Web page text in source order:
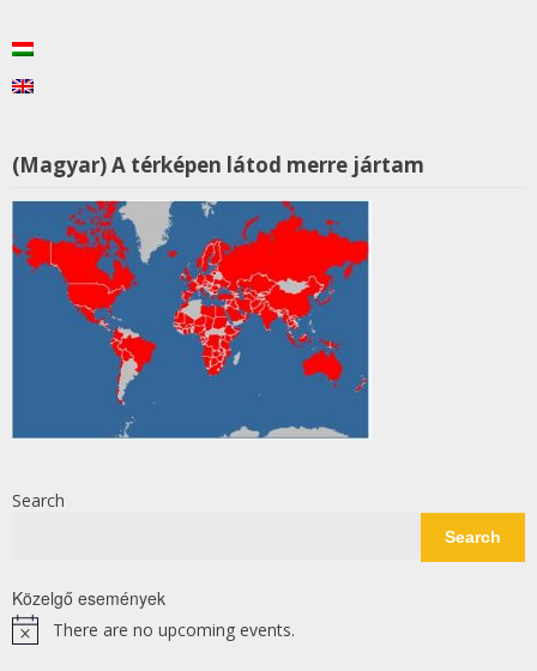
(Magyar) A térképen látod merre jártam
Search
Search
Közelgő események
NoticeThere are no upcoming events.